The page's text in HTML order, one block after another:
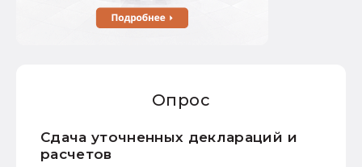
Опрос
Сдача уточненных деклараций и
расчетов